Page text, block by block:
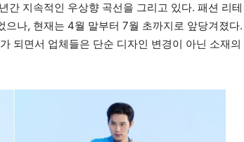
지속적인 우상향 곡선을 그리고 있다. 패션 리테
나, 현재는 4월 말부터 7월 초까지로 앞당겨졌다.
되면서 업체들은 단순 디자인 변경이 아닌 소재의